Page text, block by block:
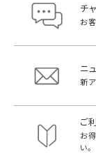
チ
お
ニ
新
ご
お
い。